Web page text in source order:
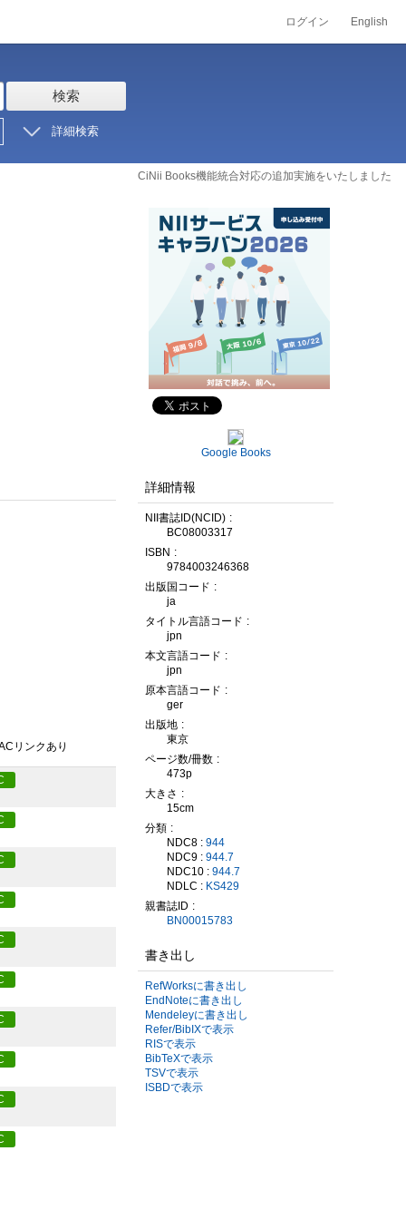
ログイン English
検索
詳細検索
CiNii Books機能統合対応の追加実施をいたしました
リンクあり
Google Books
詳細情報
NII書誌ID(NCID)
BC08003317
ISBN
9784003246368
出版国コード
ja
タイトル言語コード
jpn
本文言語コード
jpn
原本言語コード
ger
出版地
東京
ページ数/冊数
473p
大きさ
15cm
分類
NDC8 : 944
NDC9 : 944.7
NDC10 : 944.7
NDLC : KS429
親書誌ID
BN00015783
書き出し
RefWorksに書き出し
EndNoteに書き出し
Mendeleyに書き出し
Refer/BibIXで表示
RISで表示
BibTeXで表示
TSVで表示
ISBDで表示